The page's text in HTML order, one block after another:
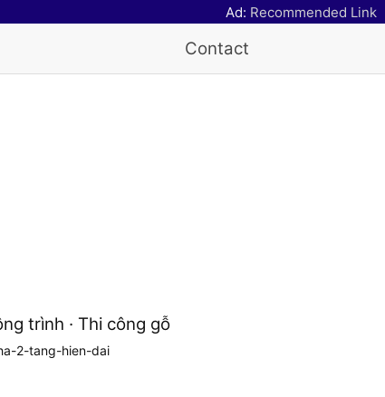
Ad: Recommended Link
Contact
trình · Thi công gỗ
2-tang-hien-dai